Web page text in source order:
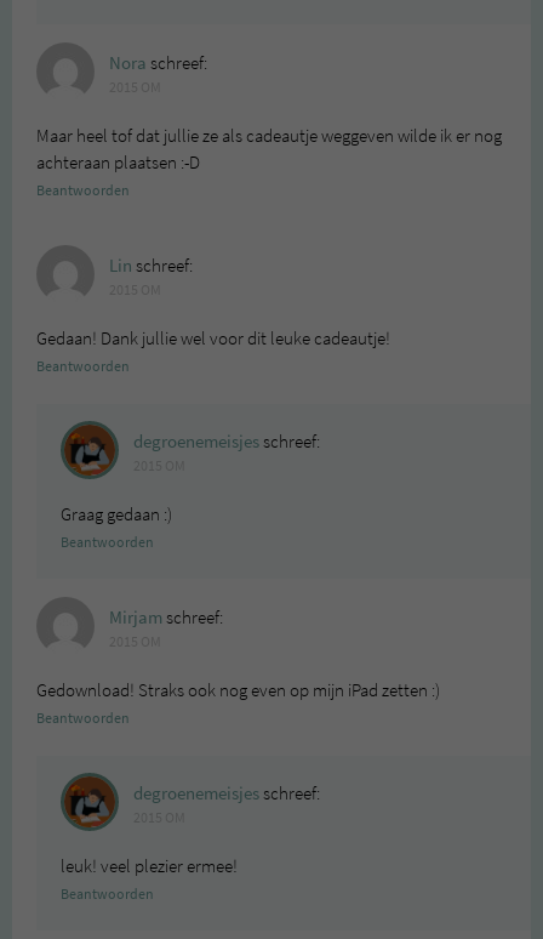
Nora schreef:
Maar heel tof dat jullie ze als cadeautje weggeven wilde ik er nog
achteraan plaatsen :-D
Beantwoorden
Lin schreef:
Gedaan! Dank jullie wel voor dit leuke cadeautje!
Beantwoorden
degroenemeisjesschreef:
Graag gedaan :)
Beantwoorden
Mirjam schreef:
Gedownload! Straks ook nog even op mijn iPad zetten :)
Beantwoorden
degroenemeisjesschreef:
leuk! veel plezier ermee!
Beantwoorden